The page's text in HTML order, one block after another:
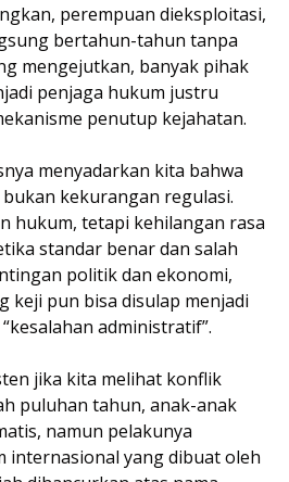
perempuan dieksploitasi,
bertahun-tahun tanpa
mengejutkan, banyak pihak
penjaga hukum justru
penutup kejahatan.
menyadarkan kita bahwa
kekurangan regulasi.
hukum, tetapi kehilangan rasa
standar benar dan salah
politik dan ekonomi,
keji pun bisa disulap menjadi
administratif”.
jika kita melihat konflik
puluhan tahun, anak-anak
namun pelakunya
internasional yang dibuat oleh